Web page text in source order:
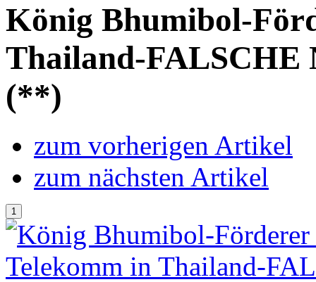
König Bhumibol-
Thailand-
(**)
zum vorherigen Artikel
zum nächsten Artikel